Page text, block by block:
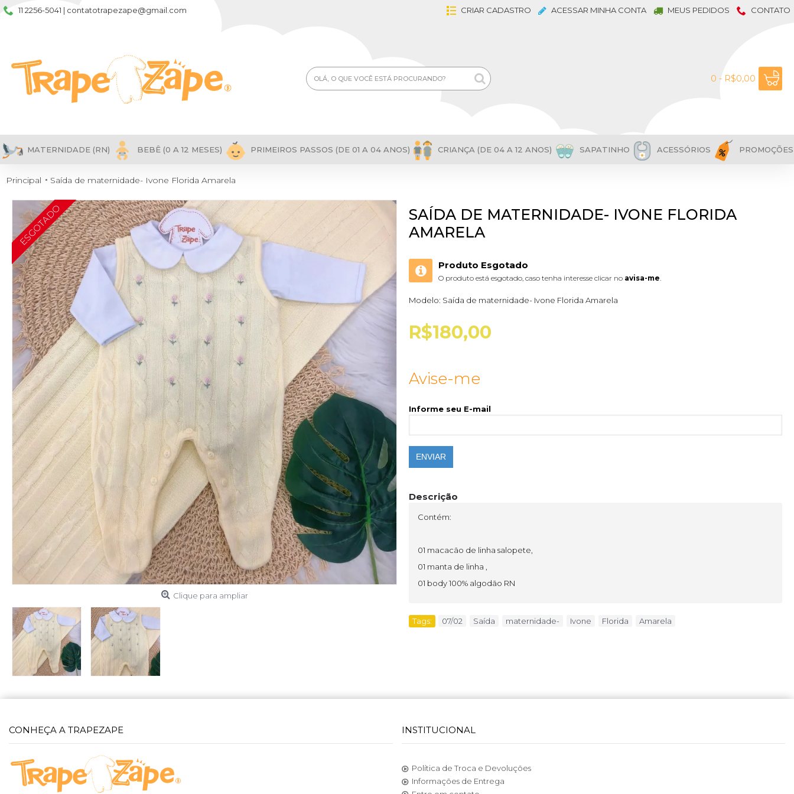
11 2256-5041 | contatotrapezape@gmail.com CRIAR CADASTRO ACESSAR MINHA CONTA MEUS PEDIDOS CONTATO
0 - R$0,00
MATERNIDADE (RN) BEBÊ (0 A 12 MESES) PRIMEIROS PASSOS (DE 01 A 04 ANOS) CRIANÇA (DE 04 A 12 ANOS) SAPATINHO ACESSÓRIOS PROMOÇÕES
Principal Saída de maternidade- Ivone Florida Amarela
ESGOTADO
Clique para ampliar
SAÍDA DE MATERNIDADE- IVONE FLORIDA
AMARELA
Produto Esgotado
O produto está esgotado, caso tenha interesse clicar no avisa-me.
Modelo: Saída de maternidade- Ivone Florida Amarela
R$180,00
Avise-me
Informe seu E-mail
ENVIAR
Descrição
Contém:
01 macacão de linha salopete,
01 manta de linha ,
01 body 100% algodão RN
Tags: 07/02 Saída maternidade- Ivone Florida Amarela
CONHEÇA A TRAPEZAPE INSTITUCIONAL
Política de Troca e Devoluções
Informações de Entrega